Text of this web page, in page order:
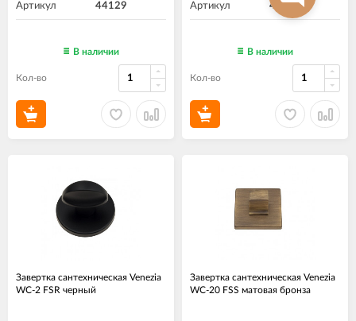
Артикул 44129
В наличии
Кол-во
Артикул 44130
В наличии
Кол-во
Завертка сантехническая Venezia
WC-2 FSR черный
Завертка сантехническая Venezia
WC-20 FSS матовая бронза